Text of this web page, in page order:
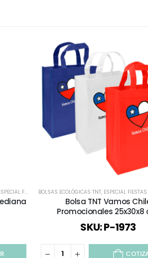
FIESTAS PATRIAS ,TODOS
BOLSAS ECOLÓGICAS TNT, ESPECIAL
Bolsa TNT Vamos
Promocionales 25x30x8
SKU: P-1973